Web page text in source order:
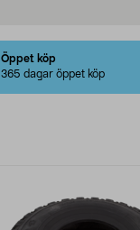
Öppet köp
365 dagar öppet köp